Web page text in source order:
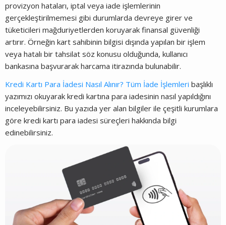
provizyon hataları, iptal veya iade işlemlerinin
gerçekleştirilmemesi gibi durumlarda devreye girer ve
tüketicileri mağduriyetlerden koruyarak finansal güvenliği
artırır. Örneğin kart sahibinin bilgisi dışında yapılan bir işlem
veya hatalı bir tahsilat söz konusu olduğunda, kullanıcı
bankasına başvurarak harcama itirazında bulunabilir.
Kredi Kartı Para İadesi Nasıl Alınır? Tüm İade İşlemleri başlıklı
yazımızı okuyarak kredi kartına para iadesinin nasıl yapıldığını
inceleyebilirsiniz. Bu yazıda yer alan bilgiler ile çeşitli kurumlara
göre kredi kartı para iadesi süreçleri hakkında bilgi
edinebilirsiniz.